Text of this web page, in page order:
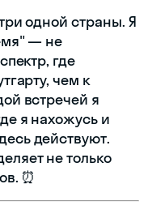
одной страны. Я
— не
где
чем к
встречей я
я нахожусь и
действуют.
не только
⏰